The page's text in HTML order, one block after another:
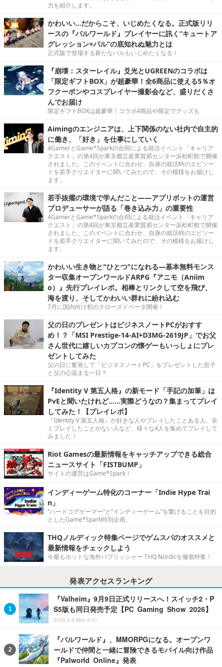
力を紹介します。
かわいい…だからこそ、いじめたくなる。正式版リリ
ースの『パルワールド』プレイヤーに訊く“キュートア
グレッション×パル”の底知れぬ魅力とは
正式版で登場する新たなパルもいじめたくなる！
『崩壊：スターレイル』爻光とUGREENのコラボは
「限定ギフトBOX」が超豪華！全6商品に使える5％オ
フクーポンやコスプレイヤー撮影会など、盛りだくさ
んでお届け
限定ギフトBOXは超豪華！コラボ4商品や限定でグッズも
Aimingのエンジニアは、上下関係のない社内で自主的
に働き、「好き」を仕事にしていく
4GamerとGame*Sparkの合同による就活イベント「キャリア
クエスト」の第4回が東京都立産業貿易センター浜松町館で開催
されました。このイベントに合わせ、自身の就活時のエピソー
ドを若手クリエイターに聞いてみたので、その模様をお届けし
ます。
若手抜擢の環境で学んだこと――アプリボットの運営
プロデューサーが語る「巻き込み力」の重要性
4GamerとGame*Sparkの合同による就活イベント「キャリア
クエスト」の第4回が東京都立産業貿易センター浜松町館で開催
されました。このイベントに合わせ、自身の就活時のエピソー
ドを若手クリエイターに聞いてみたので、その模様をお届けし
ます。
かわいい生き物と"ひとつ"になれる―基本無料モンス
ター収集オープンワールドARPG『アニモ（Aniim
o）』先行プレイレポ。相棒とリンクして空を飛び、
海を渡り、そしてかわいい群れに紛れ込む
7月に国内向け初のクローズドベータ開催！
父の日のプレゼントはビジネスノートPCがおすす
め！？「MSI Prestige-14-AI+D3MG-2619JP」でお父
さん世代に嬉しいカプコンの懐ゲーもいっしょにプレ
ゼントしてみた
父の日に奮発して「ビジネスノートPC」をプレゼントした息子
と父の心温まる一日？
『Identity V 第五人格』の新モード「手記の加筆」は
PvEと聞いたけれど……実際どうなの？集まってプレイ
してみた！【プレイレポ】
『Identity V 第五人格』が好きな人やプレイしたことある人、全
くプレイしたことがない人など、様々な4人を集めてプレイして
みました！
Riot Gamesの最新情報をキャッチアップできる総合
ニュースサイト「FISTBUMP」
サイトの運営はGame*Spark！
インディーゲーム特化のコーナー「Indie Hype Trai
n」
“ハードコアゲーマー”と“インディーゲーム”を繋げることを目的
としたGame*Spark特別企画。
THQノルディック特集ページでゲムスパのオススメと
最新情報をチェックしよう
今最もホットな海外パブリッシャー THQ Nordicを徹底特集！
発表アクセスランキング
『Valheim』9月9日正式リリースへ！スイッチ2・P
S5版も同日発売予定【PC Gaming Show 2026】
2026.6.8 Mon 6:01
『パルワールド』、MMORPGになる。オープンワ
ールドで仲間と一緒に冒険できるモバイル向け作品
『Palworld Online』発表